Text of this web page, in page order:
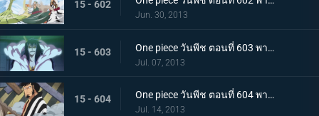
15 - 602
Jun. 30, 2013
15 - 603 One piece วันพีช ตอนที่ 603 พากย์ไทย เปิดฉากตอบโต้! ลูฟี่ ลอว์หลบหนีครั้งใหญ่
Jul. 07, 2013
15 - 604 One piece วันพีช ตอนที่ 604 พากย์ไทย มุ่งสู่อาคาร R! พันธมิตรโจรสลัดบุกโจมตี
Jul. 14, 2013